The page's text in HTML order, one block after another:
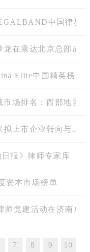
中国律界
龙在康达北京总部成
Elite中国精英榜（
场排名：西部地区”
拟上市企业转向与上
报》律师专家库
资本市场榜单
师党建活动在济南成
7 8 9 10